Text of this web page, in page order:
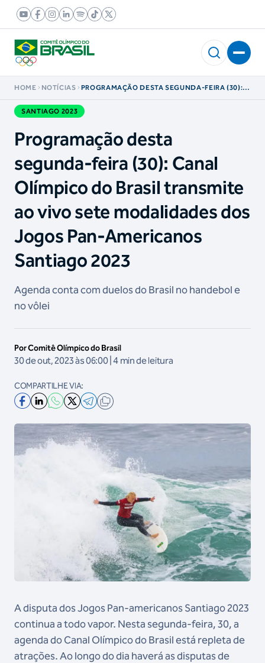
HOME NOTÍCIAS
PROGRAMAÇÃO DESTA SEGUNDA-FEIRA (30):
VIVO SETE MODALIDADES DOS JOGOS PAN-
AMERICANOS SANTIAGO 2023
SANTIAGO 2023
Programação desta
segunda-feira (30): Canal
Olímpico do Brasil transmite
ao vivo sete modalidades dos
Jogos Pan-Americanos
Santiago 2023
Agenda conta com duelos do Brasil no handebol e
no vôlei
Por Comitê Olímpico do Brasil
30 de out, 2023 às 06:00 | 4 min de leitura
COMPARTILHE VIA:
A disputa dos Jogos Pan-americanos Santiago 2023
continua a todo vapor. Nesta segunda-feira, 30, a
agenda do Canal Olímpico do Brasil está repleta de
atrações. Ao longo do dia haverá as disputas de